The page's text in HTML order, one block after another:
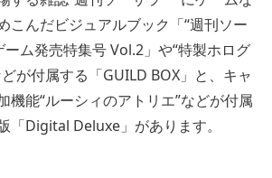
こんだビジュアルブック「“週刊ソー
ーム発売特集号 Vol.2」や“特製ホログ
が付属する「GUILD BOX」と、キャ
機能“ルーシィのアトリエ”などが付属
「Digital Deluxe」があります。